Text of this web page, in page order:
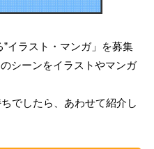
イラスト・マンガ」を募集
シーンをイラストやマンガ
でしたら、あわせて紹介し